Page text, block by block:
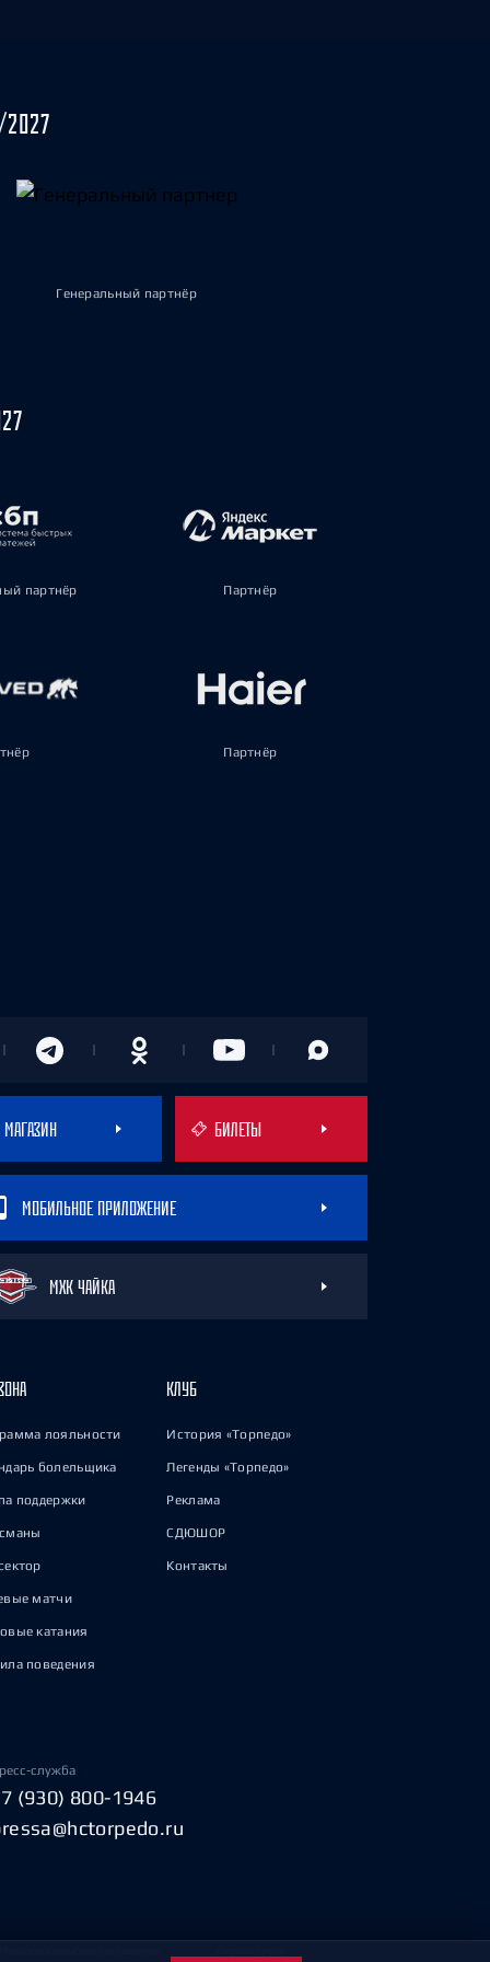
Генеральный партнёр
партнёр Партнёр
Партнёр
МАГАЗИН БИЛЕТЫ
МОБИЛЬНОЕ ПРИЛОЖЕНИЕ
МХК ЧАЙКА
лояльности
болельщика
поддержки
матчи
катания
поведения
КЛУБ
История «Торпедо»
Легенды «Торпедо»
Реклама
СДЮШОР
Контакты
служба
(930) 800-1946